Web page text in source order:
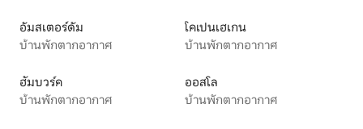
อัมสเตอร์ดัม
บ้านพักตากอากาศ
โคเปนเฮเกน
บ้านพักตากอากาศ
ฮัมบวร์ค
บ้านพักตากอากาศ
ออสโล
บ้านพักตากอากาศ